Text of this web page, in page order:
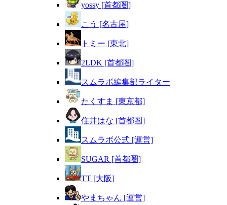
yossy [首都圏]
こう [名古屋]
トミー [東北]
2LDK [首都圏]
スムラボ編集部ライター
たくすま [東京都]
住井はな [首都圏]
スムラボ公式 [運営]
SUGAR [首都圏]
TT [大阪]
やまちゃん [運営]